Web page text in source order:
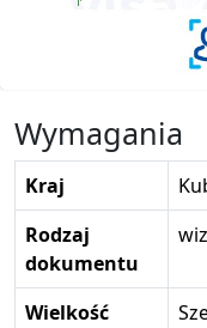
Wymagania
Kraj
Rodzaj
dokumentu
Wielkość